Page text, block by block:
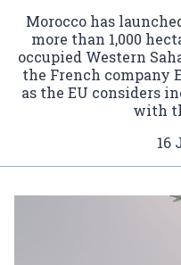
Morocco has
more than 1,000
occupied Western
the French company
as the EU considers
with
16